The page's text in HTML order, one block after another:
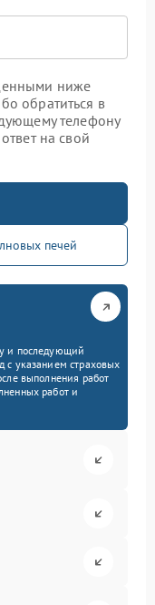
ниже
обратиться в
телефону
на свой
печей
и последующий
с указанием страховых
выполнения работ
работ и